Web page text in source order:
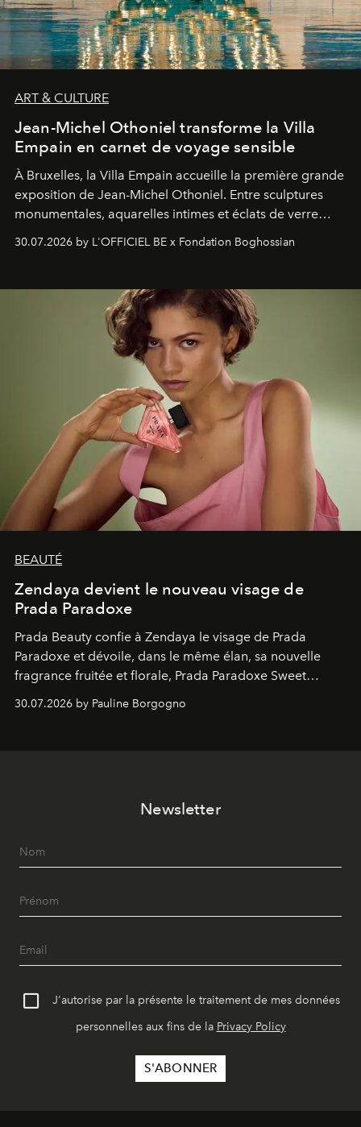
ART & CULTURE
Jean-Michel Othoniel transforme la Villa
Empain en carnet de voyage sensible
À Bruxelles, la Villa Empain accueille la première grande
exposition de Jean-Michel Othoniel. Entre sculptures
monumentales, aquarelles intimes et éclats de verre
émotionnel où chaque œuvre devient le souvenir
émerveillement.
30.07.2026 by L'OFFICIEL BE x Fondation Boghossian
BEAUTÉ
Zendaya devient le nouveau visage de
Prada Paradoxe
Prada Beauty confie à Zendaya le visage de Prada
Paradoxe et dévoile, dans le même élan, sa nouvelle
fragrance fruitée et florale, Prada Paradoxe Sweet
30.07.2026 by Pauline Borgogno
Newsletter
J'autorise par la présente le traitement de mes données
personnelles aux fins de la Privacy Policy